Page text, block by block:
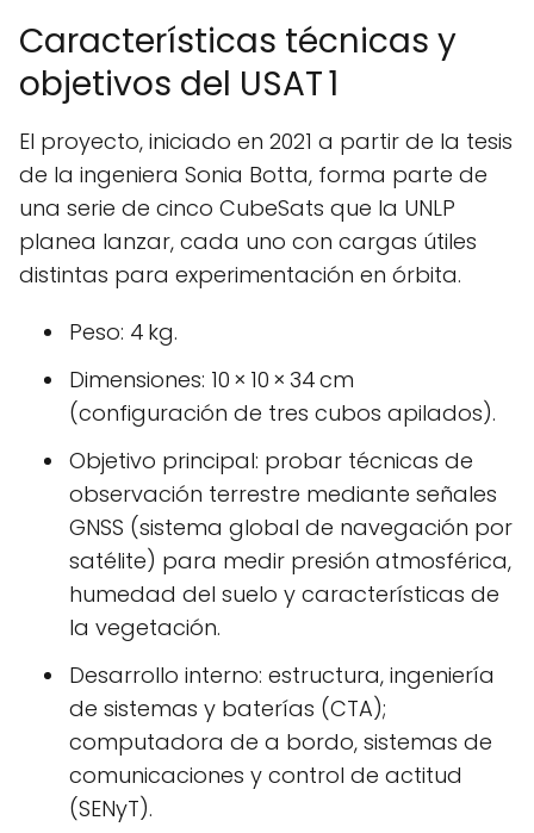
Características técnicas y
objetivos del USAT 1
El proyecto, iniciado en 2021 a partir de la tesis
de la ingeniera Sonia Botta, forma parte de
una serie de cinco CubeSats que la UNLP
planea lanzar, cada uno con cargas útiles
distintas para experimentación en órbita.
Peso: 4 kg.
Dimensiones: 10 × 10 × 34 cm
(configuración de tres cubos apilados).
Objetivo principal: probar técnicas de
observación terrestre mediante señales
GNSS (sistema global de navegación por
satélite) para medir presión atmosférica,
humedad del suelo y características de
la vegetación.
Desarrollo interno: estructura, ingeniería
de sistemas y baterías (CTA);
computadora de a bordo, sistemas de
comunicaciones y control de actitud
(SENyT).